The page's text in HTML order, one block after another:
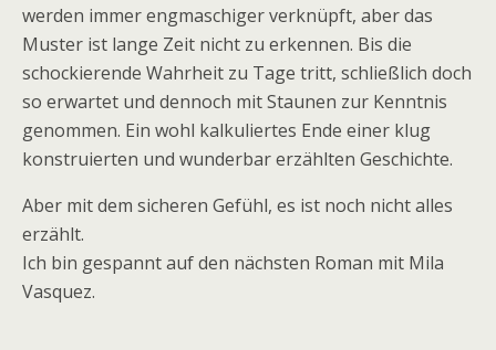
werden immer engmaschiger verknüpft, aber das
Muster ist lange Zeit nicht zu erkennen. Bis die
schockierende Wahrheit zu Tage tritt, schließlich doch
so erwartet und dennoch mit Staunen zur Kenntnis
genommen. Ein wohl kalkuliertes Ende einer klug
konstruierten und wunderbar erzählten Geschichte.
Aber mit dem sicheren Gefühl, es ist noch nicht alles
erzählt.
Ich bin gespannt auf den nächsten Roman mit Mila
Vasquez.